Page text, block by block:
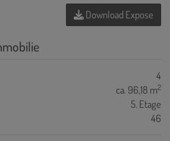
Download Expose
4
ca. 96,18 m2
5. Etage
46